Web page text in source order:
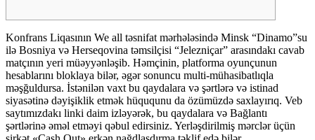
Konfrans Liqasının We all təsnifat mərhələsində Minsk “Dinamo”su
ilə Bosniya və Herseqovina təmsilçisi “Jelezniçar” arasındakı cavab
matçının yeri müəyyənləşib. Həmçinin, platforma oyunçunun
hesablarını bloklaya bilər, əgər sonuncu multi-mühasibatlıqla
məşğuldursa. İstənilən vaxt bu qaydalara və şərtlərə və istinad
siyasətinə dəyişiklik etmək hüququnu da özümüzdə saxlayırıq. Veb
saytımızdakı linki daim izləyərək, bu qaydalara və Bağlantı
şərtlərinə əməl etməyi qəbul edirsiniz. Yerləşdirilmiş mərclər üçün